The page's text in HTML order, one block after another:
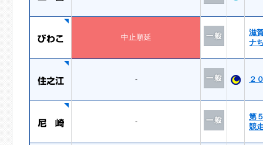
中止順延
滋
ナ
- ２
-
第
競